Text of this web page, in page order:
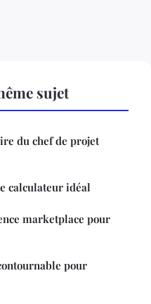
sujet
du chef de projet
calculateur idéal
marketplace pour
pour